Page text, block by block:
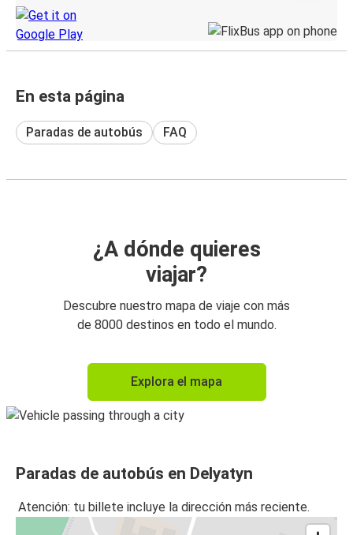
En esta página
Paradas de autobús FAQ
¿A dónde quieres
viajar?
Descubre nuestro mapa de viaje con más
de 8000 destinos en todo el mundo.
Explora el mapa
Paradas de autobús en Delyatyn
Atención: tu billete incluye la dirección más reciente.